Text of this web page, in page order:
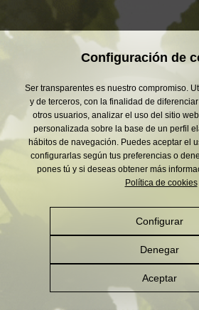
Configuración de
Ser transparentes es nuestro compromiso.
y de terceros, con la finalidad de
otros usuarios, analizar el uso del sitio
personalizada sobre la base de un perfil
hábitos de navegación. Puedes aceptar el
configurarlas según tus preferencias o
pones tú y si deseas obtener más
Política de cookies
Configurar
Denegar
Aceptar